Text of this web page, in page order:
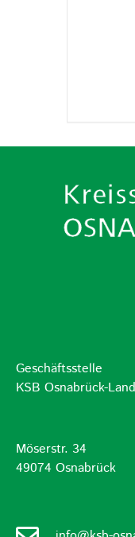
Geschäftsstelle
KSB Osnabrück-Land
Möserstr. 34
49074 Osnabrück